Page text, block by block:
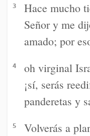
3
Hace mucho
Señor y me
amado; por
4
oh virginal
¡sí, serás
panderetas y
5
Volverás a